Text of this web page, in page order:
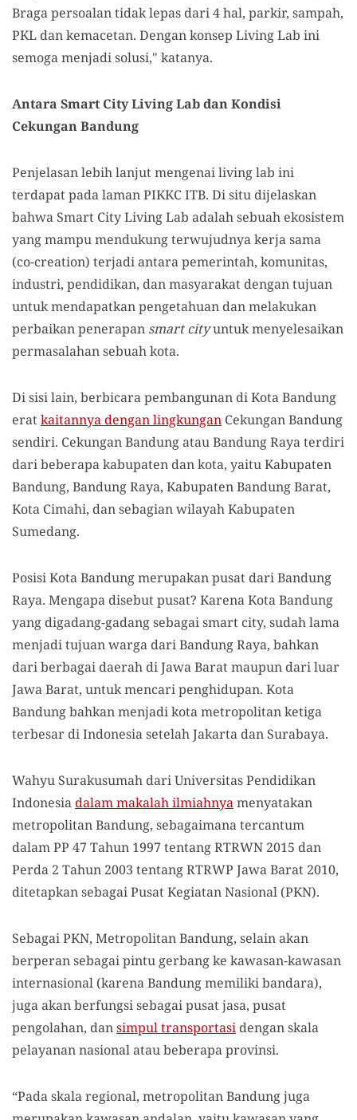
Braga persoalan tidak lepas dari 4 hal, parkir, sampah,
PKL dan kemacetan. Dengan konsep Living Lab ini
semoga menjadi solusi," katanya.
Antara Smart City Living Lab dan Kondisi
Cekungan Bandung
Penjelasan lebih lanjut mengenai living lab ini
terdapat pada laman PIKKC ITB. Di situ dijelaskan
bahwa Smart City Living Lab adalah sebuah ekosistem
yang mampu mendukung terwujudnya kerja sama
(co-creation) terjadi antara pemerintah, komunitas,
industri, pendidikan, dan masyarakat dengan tujuan
untuk mendapatkan pengetahuan dan melakukan
perbaikan penerapan smart cityuntuk menyelesaikan
permasalahan sebuah kota.
Di sisi lain, berbicara pembangunan di Kota Bandung
eratkaitannya dengan lingkungan Cekungan Bandung
sendiri. Cekungan Bandung atau Bandung Raya terdiri
dari beberapa kabupaten dan kota, yaitu Kabupaten
Bandung, Bandung Raya, Kabupaten Bandung Barat,
Kota Cimahi, dan sebagian wilayah Kabupaten
Sumedang.
Posisi Kota Bandung merupakan pusat dari Bandung
Raya. Mengapa disebut pusat? Karena Kota Bandung
yang digadang-gadang sebagai smart city, sudah lama
menjadi tujuan warga dari Bandung Raya, bahkan
dari berbagai daerah di Jawa Barat maupun dari luar
Jawa Barat, untuk mencari penghidupan. Kota
Bandung bahkan menjadi kota metropolitan ketiga
terbesar di Indonesia setelah Jakarta dan Surabaya.
Wahyu Surakusumah dari Universitas Pendidikan
Indonesiadalam makalah ilmiahnyamenyatakan
metropolitan Bandung, sebagaimana tercantum
dalam PP 47 Tahun 1997 tentang RTRWN 2015 dan
Perda 2 Tahun 2003 tentang RTRWP Jawa Barat 2010,
ditetapkan sebagai Pusat Kegiatan Nasional (PKN).
Sebagai PKN, Metropolitan Bandung, selain akan
berperan sebagai pintu gerbang ke kawasan-kawasan
internasional (karena Bandung memiliki bandara),
juga akan berfungsi sebagai pusat jasa, pusat
pengolahan, dansimpul transportasi dengan skala
pelayanan nasional atau beberapa provinsi.
“Pada skala regional, metropolitan Bandung juga